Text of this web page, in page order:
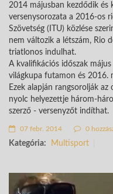
2014 májusban kezdődik
versenysorozata a 2016-os
Szövetség (ITU) közlése
nem változik a létszám, Rio
triatlonos indulhat.
A kvalifikációs időszak
világkupa futamon és 2016.
Ezek alapján rangsorolják
nyolc helyezettje három-
szerző - versenyzőt indíthat.
07 febr. 2014 0
Kategória: Multisport